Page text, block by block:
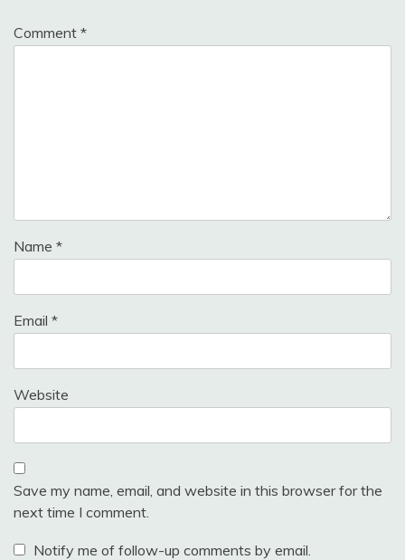
Comment *
Name *
Email *
Website
Save my name, email, and website in this browser for the
next time I comment.
Notify me of follow-up comments by email.